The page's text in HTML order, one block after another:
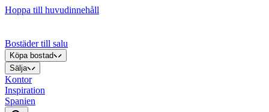
Hoppa till huvudinnehåll
Bostäder till salu
Köpa bostad
Sälja
Kontor
Inspiration
Spanien